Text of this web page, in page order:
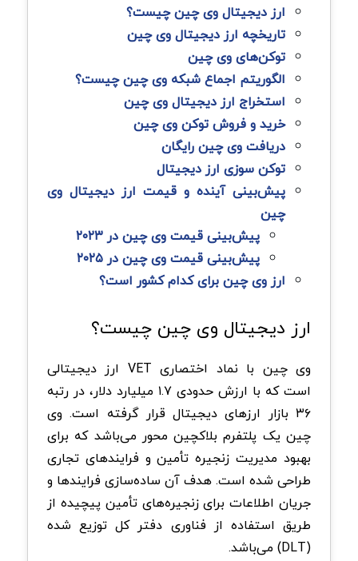
ارز دیجیتال وی چین چیست؟
تاریخچه ارز دیجیتال وی ‌چین
توکن‌های وی چین
الگوریتم اجماع شبکه وی ‌چین چیست؟
استخراج ارز دیجیتال وی ‌چین
خرید و فروش توکن وی چین
دریافت وی چین رایگان
توکن سوزی ارز دیجیتال
پیش‌بینی آینده و قیمت ارز دیجیتال وی
چین
پیش‌بینی قیمت وی چین در ۲۰۲۳
پیش‌بینی قیمت وی چین در ۲۰۲۵
ارز وی چین برای کدام کشور است؟
ارز دیجیتال وی چین چیست؟
وی چین با نماد اختصاری VET ارز دیجیتالی
است که با ارزش حدودی ۱.۷ میلیارد دلار، در رتبه
۳۶ بازار ارزهای دیجیتال قرار گرفته است. وی
چین یک پلتفرم بلاکچین محور می‌باشد که برای
بهبود مدیریت زنجیره تأمین و فرایندهای تجاری
طراحی شده است. هدف آن ساده‌سازی فرایندها و
جریان اطلاعات برای زنجیره‌های تأمین پیچیده از
طریق استفاده از فناوری دفتر کل توزیع شده
(DLT) می‌باشد.